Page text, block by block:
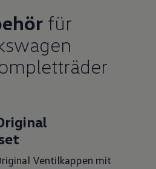
für
Ventilkappen mit